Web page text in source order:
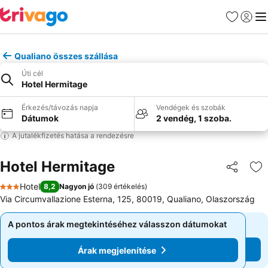
Kedvencek
Qualiano összes szállása
Úti cél
Hotel Hermitage
Érkezés/távozás napja
Dátumok
Vendégek és szobák
2 vendég, 1 szoba.
A jutalékfizetés hatása a rendezésre
Hotel Hermitage
3 Kategória
Hotel 8,2 Nagyon jó (309 értékelés)
Via Circumvallazione Esterna, 125, 80019, Qualiano, Olaszország
A pontos árak megtekintéséhez válasszon dátumokat
Árak megjelenítése
A pontos árak megtekintéséhez válasszon dátumokat
Árak megjelenítése